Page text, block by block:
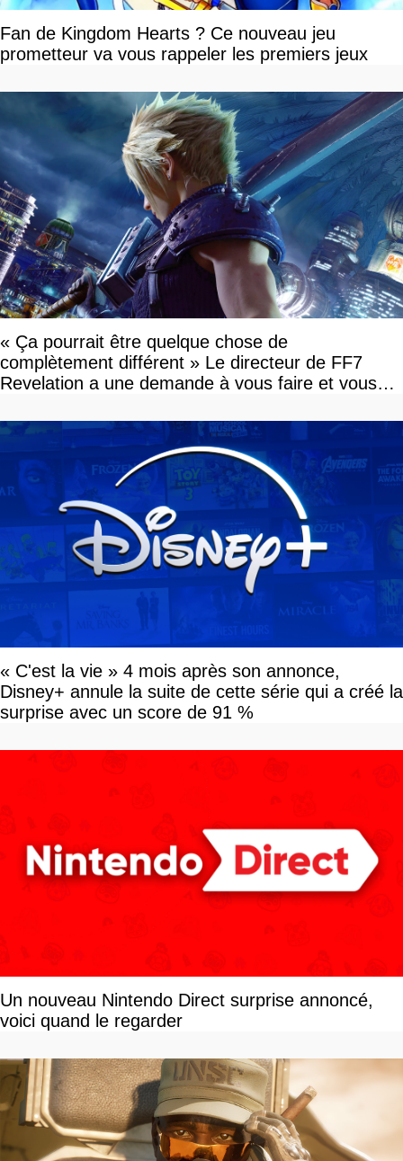
Fan de Kingdom Hearts ? Ce nouveau jeu
prometteur va vous rappeler les premiers jeux
« Ça pourrait être quelque chose de
complètement différent » Le directeur de FF7
Revelation a une demande à vous faire et vous
« C'est la vie » 4 mois après son annonce,
Disney+ annule la suite de cette série qui a créé la
surprise avec un score de 91 %
Un nouveau Nintendo Direct surprise annoncé,
voici quand le regarder